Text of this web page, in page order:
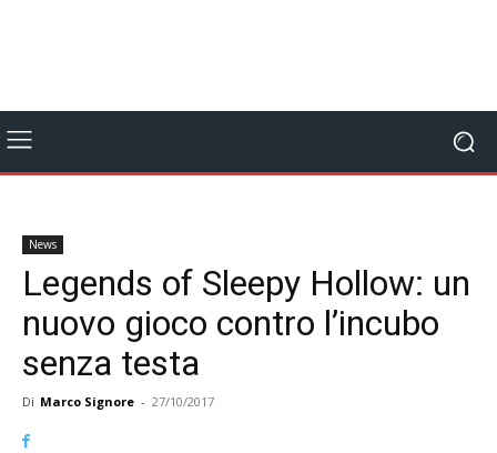
News
Legends of Sleepy Hollow: un
nuovo gioco contro l’incubo
senza testa
Di Marco Signore - 27/10/2017